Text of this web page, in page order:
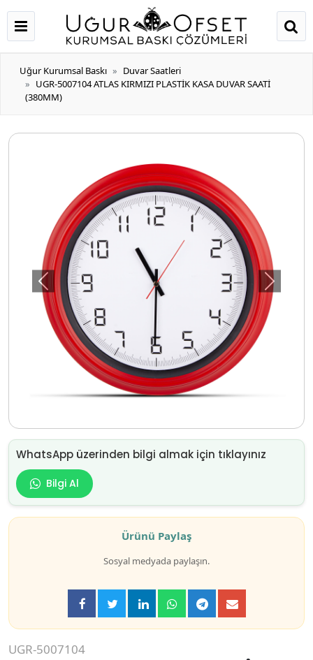
Uğur Kurumsal Baskı
Duvar Saatleri
UGR-5007104 ATLAS KIRMIZI PLASTİK KASA DUVAR SAATİ
(380MM)
Önceki Sonraki
WhatsApp üzerinden bilgi almak için tıklayınız
Bilgi Al
Ürünü Paylaş
Sosyal medyada paylaşın.
UGR-5007104